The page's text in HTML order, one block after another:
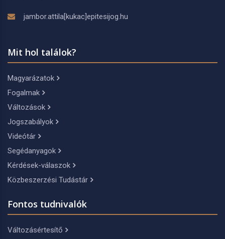
jambor.attila[kukac]epitesijog.hu
Mit hol találok?
Magyarázatok
Fogalmak
Változások
Jogszabályok
Videótár
Segédanyagok
Kérdések-válaszok
Közbeszerzési Tudástár
Fontos tudnivalók
Változásértesítő